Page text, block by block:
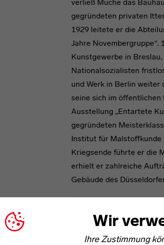
Wir
Ihre Zustimmung
verließ Muche das
gegründeten privaten
1929 leitete er die
Jahre
Kunstgewerbe in
Nationalsozialisten
und Werk in Berlin weiter
seine sich im öffentlichen
Ausstellung „Entartete
gegründeten
Institut für Malstoffkunde
Kriegsende führte er die
erhielt er zahlreiche
Gebäude des
Literatur:
· Claudia Landwehr (1996): Maler